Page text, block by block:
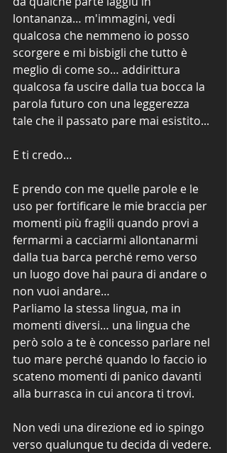
lontananza… m'immagini, vedi
qualcosa che nemmeno io posso
scorgere e mi bisbigli che tutto è
meglio di come so… addirittura
qualcosa fa uscire dalla tua bocca la
parola futuro con una leggerezza
tale che il passato pare mai esistito...
E ti credo…
E prendo con me quelle parole e le
uso per fortificare le mie braccia per
momenti più fragili quando provi a
fermarmi a cacciarmi allontanarmi
dalla tua barca perché remo verso
un luogo dove hai paura di andare o
non vuoi andare…
Parliamo la stessa lingua, ma in
momenti diversi… una lingua che
però solo a te è concesso parlare nel
tuo mare perché quando lo faccio io
scateno momenti di panico davanti
alla burrasca in cui ancora ti trovi.
Non vedi una direzione ed io spingo
verso qualunque tu decida di vedere.